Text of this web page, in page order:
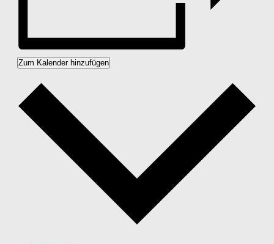
Zum Kalender hinzufügen